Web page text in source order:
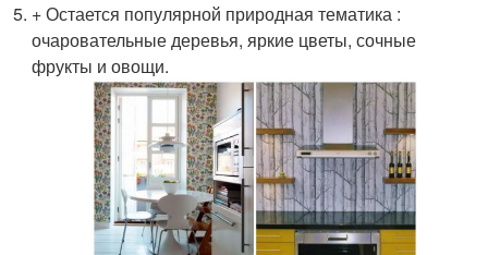
+ Остается популярной природная тематика :
очаровательные деревья, яркие цветы, сочные
фрукты и овощи.